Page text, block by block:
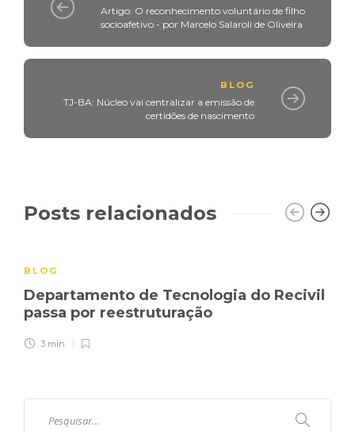
Artigo: O reconhecimento voluntário de filho
socioafetivo - por Marcelo Salaroli de Oliveira
BLOG
TJ-BA: Núcleo vai centralizar a emissão de
certidões de nascimento
Posts relacionados
BLOG
Departamento de Tecnologia do Recivil
passa por reestruturação
3 min